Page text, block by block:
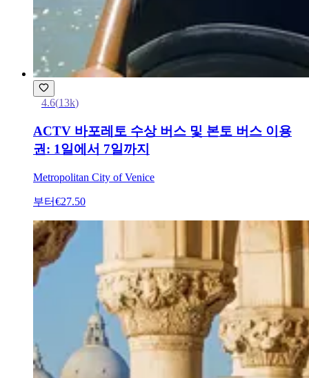
4.6(13k)
ACTV 바포레토 수상 버스 및 본토 버스 이용
권: 1일에서 7일까지
Metropolitan City of Venice
부터€27.50